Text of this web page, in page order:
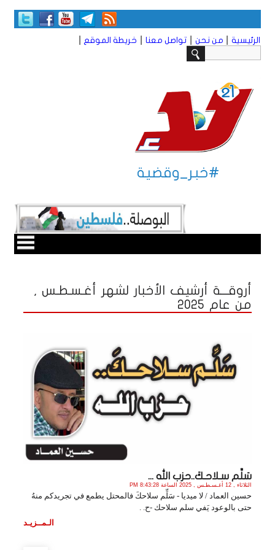
الرئيسية من نحن تواصل معنا خريطة الموقع
#خبر_وقضية
أروقـــة أرشيف الأخبار لشهر أغـسـطـس ,
من عام 2025
سَلِّم سـلاحـكَ..حزب الله ...
الثلاثاء , 12 أغـسـطـس , 2025 الساعة 8:43:28 PM
حسين العماد / لا ميديا - سَلِّم سلاحكَ فالمحتل يطمع في تجريدكم منهُ
حتى بالوعود يَفي سلم سلاحك -ح. .
الـمــزيـد